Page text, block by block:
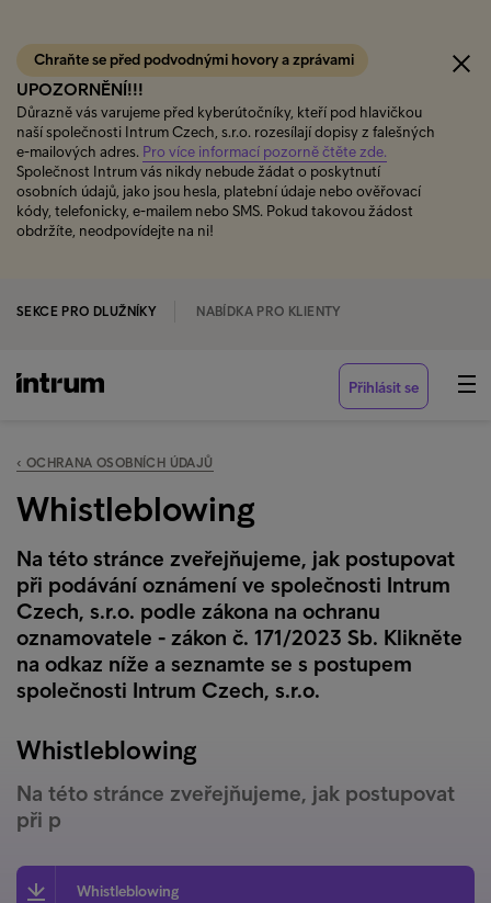
Chraňte se před podvodnými hovory a zprávami
UPOZORNĚNÍ!!!
Důrazně vás varujeme před kyberútočníky, kteří pod hlavičkou
naší společnosti Intrum Czech, s.r.o. rozesílají dopisy z falešných
e-mailových adres. Pro více informací pozorně čtěte zde.
Společnost Intrum vás nikdy nebude žádat o poskytnutí
osobních údajů, jako jsou hesla, platební údaje nebo ověřovací
kódy, telefonicky, e-mailem nebo SMS. Pokud takovou žádost
obdržíte, neodpovídejte na ni!
SEKCE PRO DLUŽNÍKY NABÍDKA PRO KLIENTY
Přihlásit se
‹ OCHRANA OSOBNÍCH ÚDAJŮ
Whistleblowing
Na této stránce zveřejňujeme, jak postupovat
při podávání oznámení ve společnosti Intrum
Czech, s.r.o. podle zákona na ochranu
oznamovatele - zákon č. 171/2023 Sb. Klikněte
na odkaz níže a seznamte se s postupem
společnosti Intrum Czech, s.r.o.
Whistleblowing
Na této stránce zveřejňujeme, jak postupovat
při p
Whistleblowing